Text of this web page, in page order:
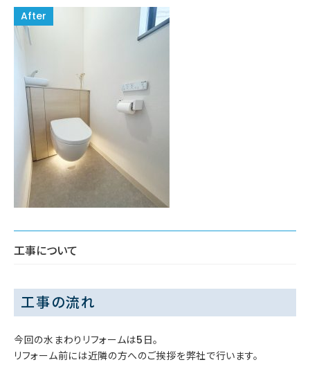
工事について
工事の流れ
今回の水まわりリフォームは5日。
リフォーム前には近隣の方へのご挨拶を弊社で行います。